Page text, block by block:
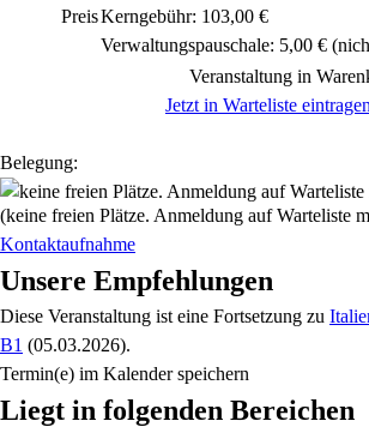
PreisKerngebühr: 103,00 €
Verwaltungspauschale: 5,00 €
Veranstaltung in
Jetzt in Warteliste eintragen
Belegung:
(keine freien Plätze. Anmeldung auf Warteliste
Kontaktaufnahme
Unsere Empfehlungen
Diese Veranstaltung ist eine Fortsetzung zu
B1 (05.03.2026).
Termin(e) im Kalender speichern
Liegt in folgenden Bereichen